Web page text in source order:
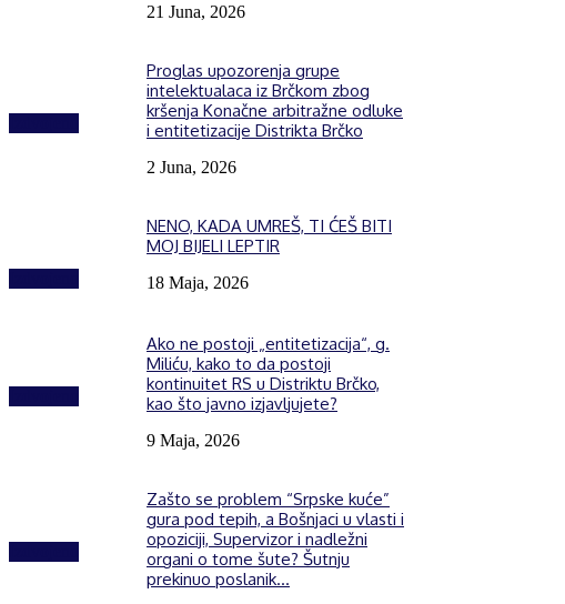
21 Juna, 2026
Proglas upozorenja grupe
intelektualaca iz Brčkom zbog
kršenja Konačne arbitražne odluke
i entitetizacije Distrikta Brčko
2 Juna, 2026
NENO, KADA UMREŠ, TI ĆEŠ BITI
MOJ BIJELI LEPTIR
18 Maja, 2026
Ako ne postoji „entitetizacija“, g.
Miliću, kako to da postoji
kontinuitet RS u Distriktu Brčko,
kao što javno izjavljujete?
9 Maja, 2026
Zašto se problem “Srpske kuće”
gura pod tepih, a Bošnjaci u vlasti i
opoziciji, Supervizor i nadležni
organi o tome šute? Šutnju
prekinuo poslanik...